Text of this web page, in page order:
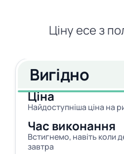
Ціну есе з
Вигідно
Ціна
Найдоступніша ціна на
Час виконання
Встигнемо, навіть коли
завтра